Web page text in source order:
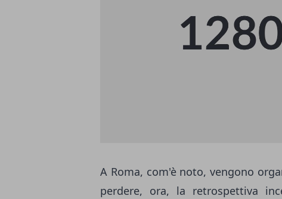
A Roma, com'è noto, vengono
perdere, ora, la retrospettiva